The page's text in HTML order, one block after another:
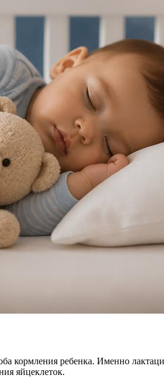
кормления ребенка. Именно
яйцеклеток.